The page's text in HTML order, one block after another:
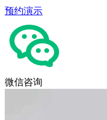
预约演示
微信咨询